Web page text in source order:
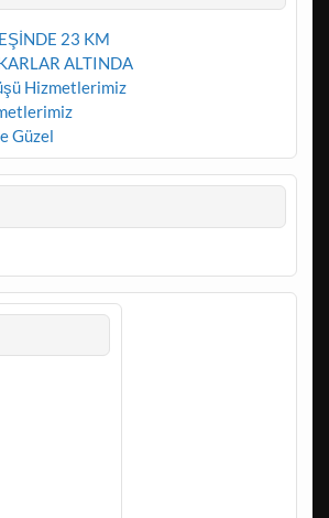
23 KM
ALTINDA
Hizmetlerimiz
Güzel